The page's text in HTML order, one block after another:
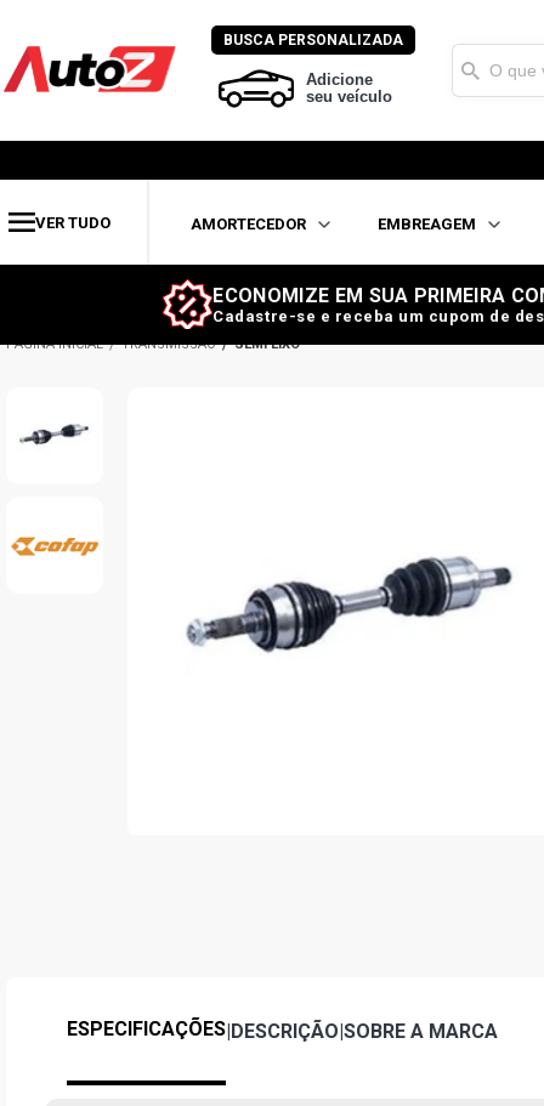
BUSCA PERSONALIZADA
Adicione
seu veículo
VER TUDO AMORTECEDOR EMBREAGEM
ECONOMIZE EM SUA PRIMEIRA
Cadastre-se e receba um cupom de
TRANSMISSÃO SEMI EIXO
ESPECIFICAÇÕES|DESCRIÇÃO|SOBRE A MARCA